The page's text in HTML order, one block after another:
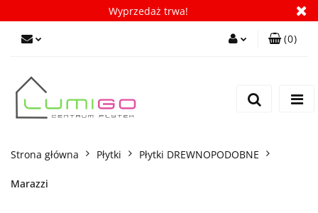
Wyprzedaż trwa!
(0)
Strona główna Płytki Płytki DREWNOPODOBNE
Marazzi